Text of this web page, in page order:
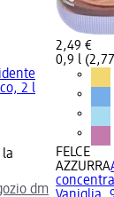
2 l
dm
2,49 €
0,9 l
FELCE
AZZURRA